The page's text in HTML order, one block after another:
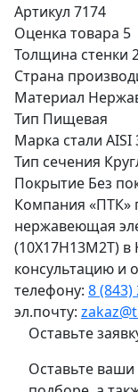
Артикул 7174
Оценка товара 5
Толщина стенки
Страна
Материал
Тип Пищевая
Марка стали AISI
Тип сечения
Покрытие Без
Компания «ПТК»
нержавеющая
(10Х17Н13М2Т) в
консультацию и
телефону: 8 (843)
эл.почту:
Оставьте
Оставьте